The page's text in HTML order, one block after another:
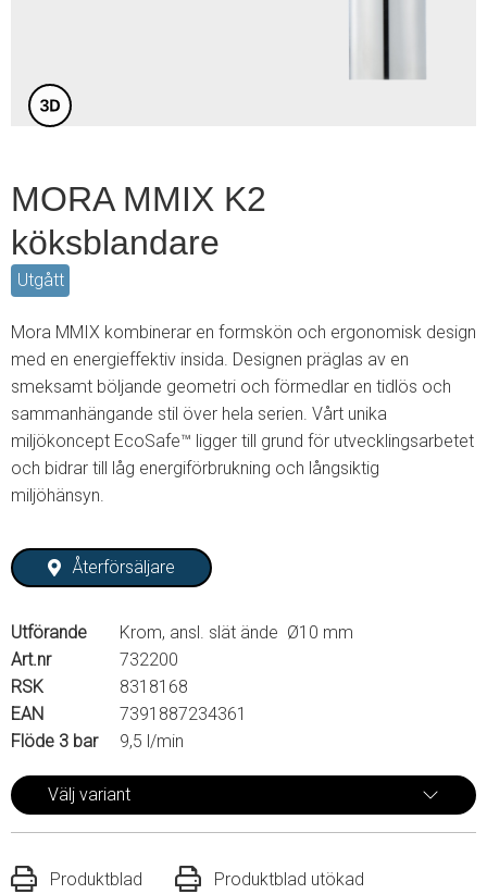
MORA MMIX K2
köksblandare
Utgått
Mora MMIX kombinerar en formskön och ergonomisk design
med en energieffektiv insida. Designen präglas av en
smeksamt böljande geometri och förmedlar en tidlös och
sammanhängande stil över hela serien. Vårt unika
miljökoncept EcoSafe™ ligger till grund för utvecklingsarbetet
och bidrar till låg energiförbrukning och långsiktig
miljöhänsyn.
Återförsäljare
Utförande
Krom, ansl. slät ände Ø10 mm
Art.nr
732200
RSK
8318168
EAN
7391887234361
Flöde 3 bar
9,5 l/min
Välj variant
Produktblad Produktblad utökad